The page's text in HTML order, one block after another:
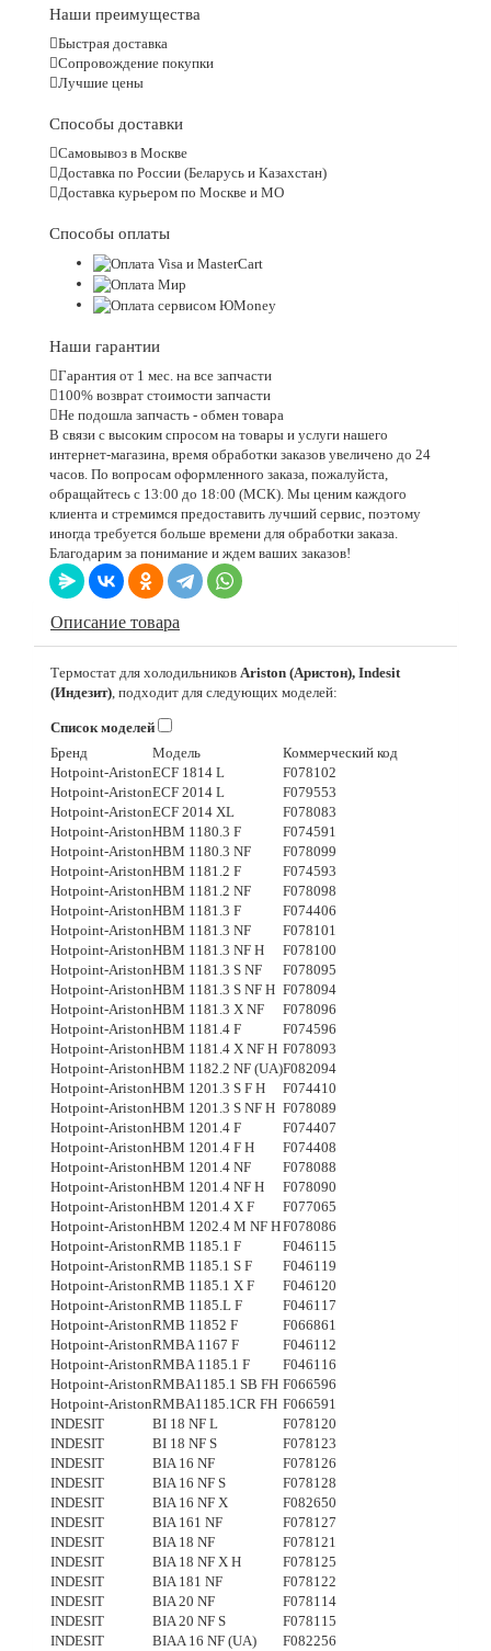
Наши преимущества
Быстрая доставка
Сопровождение покупки
Лучшие цены
Способы доставки
Самовывоз в Москве
Доставка по России (Беларусь и Казахстан)
Доставка курьером по Москве и МО
Способы оплаты
Наши гарантии
Гарантия от 1 мес. на все запчасти
100% возврат стоимости запчасти
Не подошла запчасть - обмен товара
В связи с высоким спросом на товары и услуги нашего
интернет-магазина, время обработки заказов увеличено до 24
часов. По вопросам оформленного заказа, пожалуйста,
обращайтесь с 13:00 до 18:00 (МСК). Мы ценим каждого
клиента и стремимся предоставить лучший сервис, поэтому
иногда требуется больше времени для обработки заказа.
Благодарим за понимание и ждем ваших заказов!
Описание товара
Термостат для холодильников Ariston (Аристон), Indesit
(Индезит), подходит для следующих моделей:
Список моделей
Бренд
Модель
Коммерческий код
Hotpoint-AristonECF 1814 L
F078102
Hotpoint-AristonECF 2014 L
F079553
Hotpoint-AristonECF 2014 XL
F078083
Hotpoint-AristonHBM 1180.3 F
F074591
Hotpoint-AristonHBM 1180.3 NF
F078099
Hotpoint-AristonHBM 1181.2 F
F074593
Hotpoint-AristonHBM 1181.2 NF
F078098
Hotpoint-AristonHBM 1181.3 F
F074406
Hotpoint-AristonHBM 1181.3 NF
F078101
Hotpoint-AristonHBM 1181.3 NF H
F078100
Hotpoint-AristonHBM 1181.3 S NF
F078095
Hotpoint-AristonHBM 1181.3 S NF H F078094
Hotpoint-AristonHBM 1181.3 X NF
F078096
Hotpoint-AristonHBM 1181.4 F
F074596
Hotpoint-AristonHBM 1181.4 X NF H F078093
Hotpoint-AristonHBM 1182.2 NF (UA)F082094
Hotpoint-AristonHBM 1201.3 S F H
F074410
Hotpoint-AristonHBM 1201.3 S NF H F078089
Hotpoint-AristonHBM 1201.4 F
F074407
Hotpoint-AristonHBM 1201.4 F H
F074408
Hotpoint-AristonHBM 1201.4 NF
F078088
Hotpoint-AristonHBM 1201.4 NF H
F078090
Hotpoint-AristonHBM 1201.4 X F
F077065
Hotpoint-AristonHBM 1202.4 M NF HF078086
Hotpoint-AristonRMB 1185.1 F
F046115
Hotpoint-AristonRMB 1185.1 S F
F046119
Hotpoint-AristonRMB 1185.1 X F
F046120
Hotpoint-AristonRMB 1185.L F
F046117
Hotpoint-AristonRMB 11852 F
F066861
Hotpoint-AristonRMBA 1167 F
F046112
Hotpoint-AristonRMBA 1185.1 F
F046116
Hotpoint-AristonRMBA1185.1 SB FH F066596
Hotpoint-AristonRMBA1185.1CR FH F066591
INDESIT
BI 18 NF L
F078120
INDESIT
BI 18 NF S
F078123
INDESIT
BIA 16 NF
F078126
INDESIT
BIA 16 NF S
F078128
INDESIT
BIA 16 NF X
F082650
INDESIT
BIA 161 NF
F078127
INDESIT
BIA 18 NF
F078121
INDESIT
BIA 18 NF X H
F078125
INDESIT
BIA 181 NF
F078122
INDESIT
BIA 20 NF
F078114
INDESIT
BIA 20 NF S
F078115
INDESIT
BIAA 16 NF (UA)
F082256